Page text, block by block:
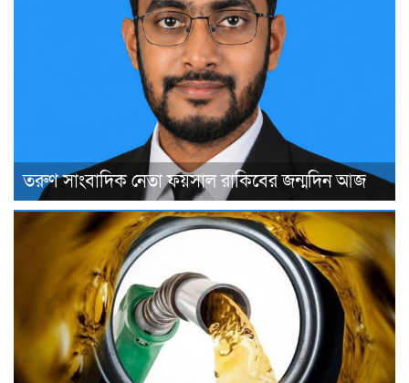
তরুণ সাংবাদিক নেতা ফয়সাল রাকিবের জন্মদিন আজ